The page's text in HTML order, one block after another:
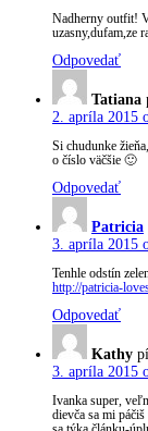
Nadherny outfit!
uzasny,dufam,ze
Odpovedať
Tatiana
2. apríla 2015
Si chudunke
o číslo väčšie 🙂
Odpovedať
Patricia
3. apríla 2015
Tenhle odstín
http://patricia-
Odpovedať
Kathy
3. apríla 2015
Ivanka super,
dievča sa mi